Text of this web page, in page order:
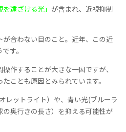
を遠ざける光」 が含まれ、近視抑制
が合わない目のこと。近年、この近
す。
作することが大きな一因ですが、
ことも原因とみられています。
レットライト）や、青い光(ブルーラ
奥行きの長さ）を抑える可能性が